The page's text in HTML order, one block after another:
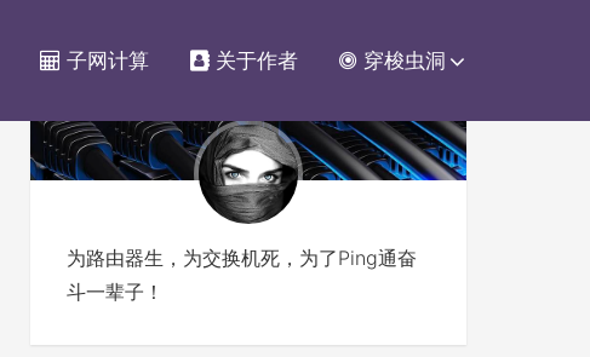
子网计算 关于作者 穿梭虫洞
为路由器生，为交换机死，为了Ping通奋
斗一辈子！